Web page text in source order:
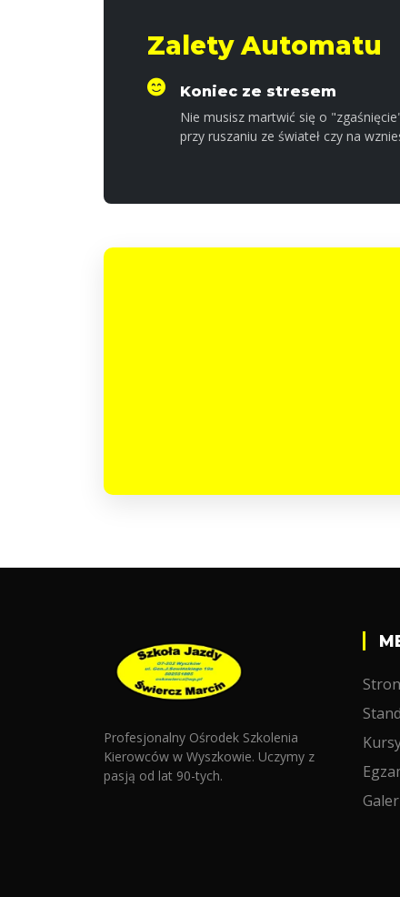
Zalety Automatu
Koniec ze stresem
Nie musisz martwić się o
przy ruszaniu ze świateł czy na
Profesjonalny Ośrodek Szkolenia
Kierowców w Wyszkowie. Uczymy z
pasją od lat 90-tych.